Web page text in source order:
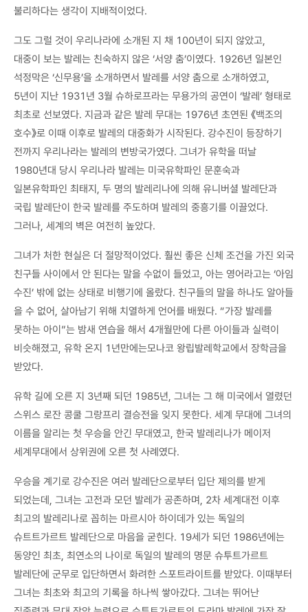
불리하다는 생각이 지배적이었다.
그도 그럴 것이 우리나라에 소개된 지 채 100년이 되지 않았고,
대중이 보는 발레는 친숙하지 않은 ‘서양 춤’이였다. 1926년 일본인
석정막은 ‘신무용’을 소개하면서 발레를 서양 춤으로 소개하였고,
5년이 지난 1931년 3월 슈하로프라는 무용가의 공연이 ‘발레’ 형태로
최초로 선보였다. 지금과 같은 발레 무대는 1976년 초연된 《백조의
호수》로 이때 이후로 발레의 대중화가 시작된다. 강수진이 등장하기
전까지 우리나라는 발레의 변방국가였다. 그녀가 유학을 떠날
1980년대 당시 우리나라 발레는 미국유학파인 문훈숙과
일본유학파인 최태지, 두 명의 발레리나에 의해 유니버셜 발레단과
국립 발레단이 한국 발레를 주도하며 발레의 중흥기를 이끌었다.
그러나, 세계의 벽은 여전히 높았다.
그녀가 처한 현실은 더 절망적이었다. 훨씬 좋은 신체 조건을 가진 외국
친구들 사이에서 안 된다는 말을 수없이 들었고, 아는 영어라고는 ‘아임
수진’ 밖에 없는 상태로 비행기에 올랐다. 친구들의 말을 하나도 알아들
을 수 없어, 살아남기 위해 치열하게 언어를 배웠다. “가장 발레를
못하는 아이”는 밤새 연습을 해서 4개월만에 다른 아이들과 실력이
비슷해졌고, 유학 온지 1년만에는모나코 왕립발레학교에서 장학금을
받았다.
유학 길에 오른 지 3년째 되던 1985년, 그녀는 그 해 미국에서 열렸던
스위스 로잔 콩쿨 그랑프리 결승전을 잊지 못한다. 세계 무대에 그녀의
이름을 알리는 첫 우승을 안긴 무대였고, 한국 발레리나가 메이저
세계무대에서 상위권에 오른 첫 사례였다.
우승을 계기로 강수진은 여러 발레단으로부터 입단 제의를 받게
되었는데, 그녀는 고전과 모던 발레가 공존하며, 2차 세계대전 이후
최고의 발레리나로 꼽히는 마르시아 하이데가 있는 독일의
슈트트가르트 발레단으로 마음을 굳힌다. 19세가 되던 1986년에는
동양인 최초, 최연소의 나이로 독일의 발레의 명문 슈투트가르트
발레단에 군무로 입단하면서 화려한 스포트라이트를 받았다. 이때부터
그녀는 최초와 최고의 기록을 하나씩 쌓아갔다. 그녀는 뛰어난